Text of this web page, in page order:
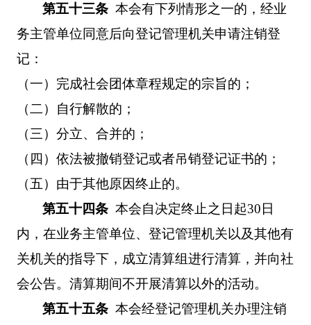
第五十三条 本会有下列情形之一的，经业
务主管单位同意后向登记管理机关申请注销登
记：
（一）完成社会团体章程规定的宗旨的；
（二）自行解散的；
（三）分立、合并的；
（四）依法被撤销登记或者吊销登记证书的；
（五）由于其他原因终止的。
第五十四条 本会自决定终止之日起30日
内，在业务主管单位、登记管理机关以及其他有
关机关的指导下，成立清算组进行清算，并向社
会公告。清算期间不开展清算以外的活动。
第五十五条 本会经登记管理机关办理注销